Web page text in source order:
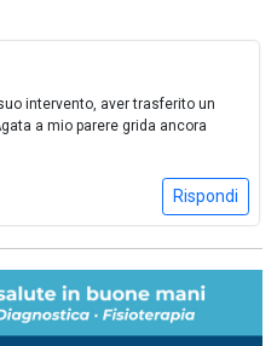
intervento, aver trasferito un
a mio parere grida ancora
Rispondi